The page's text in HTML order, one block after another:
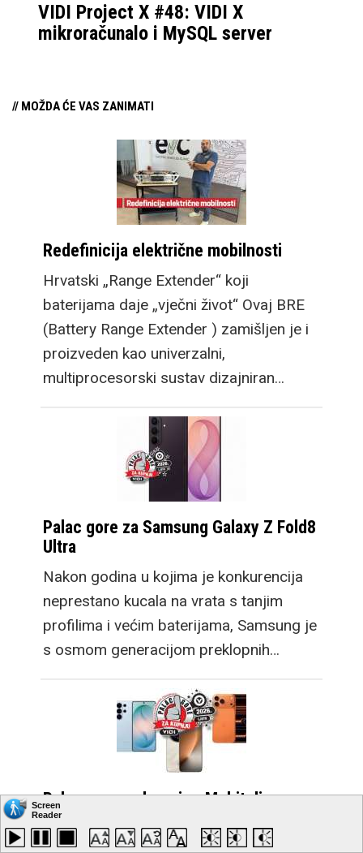
VIDI Project X #48: VIDI X
mikroračunalo i MySQL server
// MOŽDA ĆE VAS ZANIMATI
Redefinicija električne mobilnosti
Hrvatski „Range Extender“ koji
baterijama daje „vječni život“ Ovaj BRE
(Battery Range Extender ) zamišljen je i
proizveden kao univerzalni,
multiprocesorski sustav dizajniran…
Palac gore za Samsung Galaxy Z Fold8
Ultra
Nakon godina u kojima je konkurencija
neprestano kucala na vrata s tanjim
profilima i većim baterijama, Samsung je
s osmom generacijom preklopnih…
Palac gore za kupnju - Mobiteli
Za vrijeme ljetne sezone već su svi